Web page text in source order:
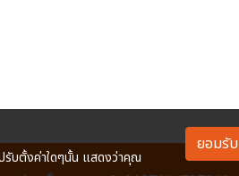
รับตั้งค่าใดๆนั้น แสดงว่าคุณ
ยอมรับ